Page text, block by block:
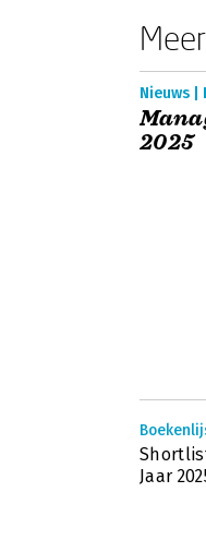
Nieuws |
2025
Jaar